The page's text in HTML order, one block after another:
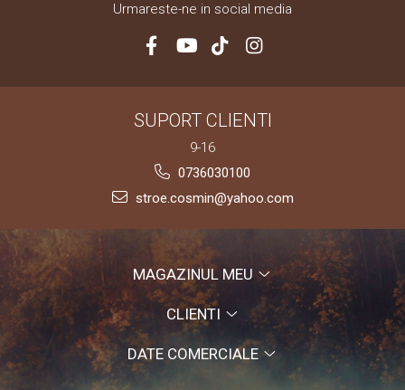
Urmareste-ne in social media
SUPORT CLIENTI
9-16
0736030100
stroe.cosmin@yahoo.com
MAGAZINUL MEU
CLIENTI
DATE COMERCIALE